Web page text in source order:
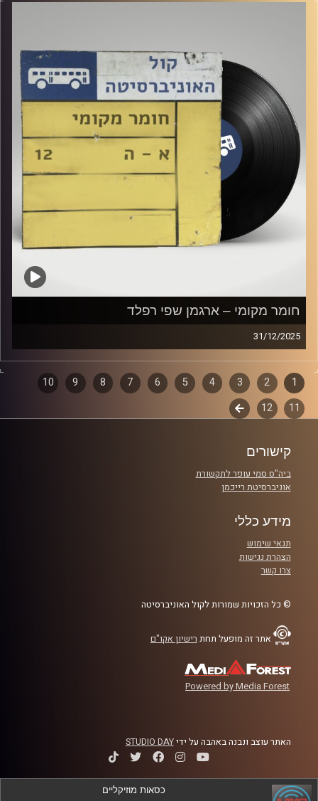
חומר מקומי – ארגמן שפי רפלד
31/12/2025
שעה של מוזיקה ישראלית עם ארגמן שפי רפלד
קרדיט תמונות:Elior Buchnik
דפדוף
פרקים
1
2
3
4
5
6
7
8
9
10
11
12
לשלב
קישורים
ביה"ס סמי עופר לתקשורת
אוניברסיטת רייכמן
מידע כללי
תנאי שימוש
הצהרת נגישות
צרו קשר
© כל הזכויות שמורות לקול האוניברסיטה
אתר זה מופעל תחת רישיון אקו"ם
Powered by Media Forest
האתר עוצב ונבנה באהבה על ידיSTUDIO DAY
כסאות מוזיקליים